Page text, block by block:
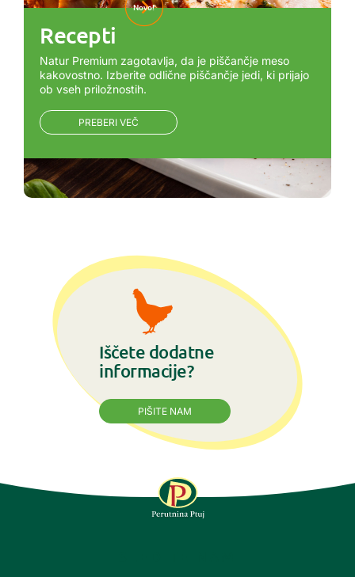
Recepti
Novo!
Natur Premium zagotavlja, da je piščančje meso
kakovostno. Izberite odlične piščančje jedi, ki prijajo
ob vseh priložnostih.
PREBERI VEČ
Iščete dodatne
informacije?
PIŠITE NAM